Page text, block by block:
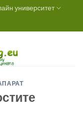
университет